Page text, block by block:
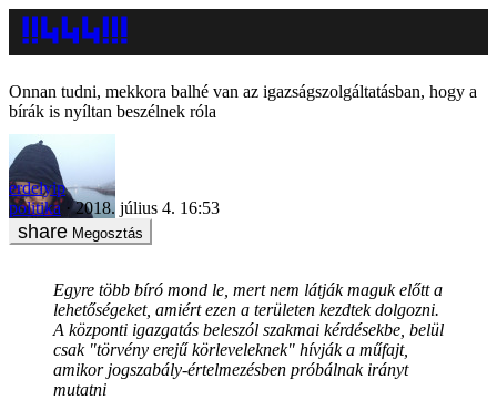
Onnan tudni, mekkora balhé van az igazságszolgáltatásban, hogy a
bírák is nyíltan beszélnek róla
erdelyip
politika
2018. július 4. 16:53
Megosztás
Egyre több bíró mond le, mert nem látják maguk előtt a
lehetőségeket, amiért ezen a területen kezdtek dolgozni.
A központi igazgatás beleszól szakmai kérdésekbe, belül
csak "törvény erejű körleveleknek" hívják a műfajt,
amikor jogszabály-értelmezésben próbálnak irányt
mutatni